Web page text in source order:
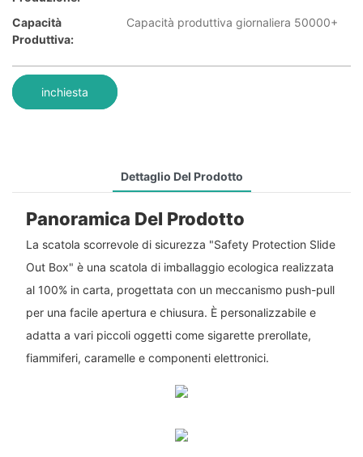
Capacità
Produttiva:
Capacità produttiva giornaliera 50000+
inchiesta
Dettaglio Del Prodotto
Panoramica Del Prodotto
La scatola scorrevole di sicurezza "Safety Protection Slide
Out Box" è una scatola di imballaggio ecologica realizzata
al 100% in carta, progettata con un meccanismo push-pull
per una facile apertura e chiusura. È personalizzabile e
adatta a vari piccoli oggetti come sigarette prerollate,
fiammiferi, caramelle e componenti elettronici.